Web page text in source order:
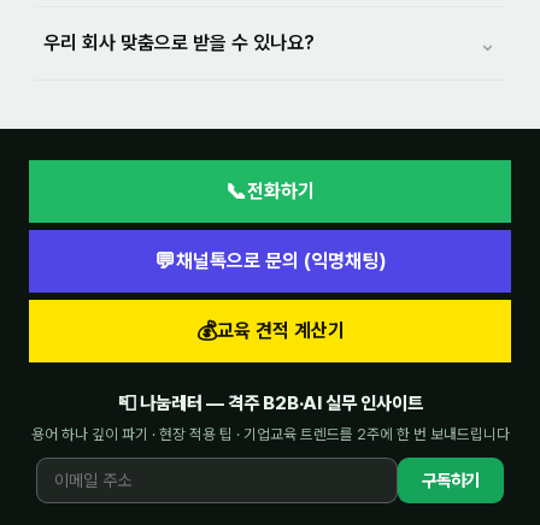
우리 회사 맞춤으로 받을 수 있나요? ⌄
📞전화하기
💬채널톡으로 문의 (익명채팅)
💰교육 견적 계산기
📮 나눔레터 — 격주 B2B·AI 실무 인사이트
용어 하나 깊이 파기 · 현장 적용 팁 · 기업교육 트렌드를 2주에 한 번 보내드립니다
구독하기